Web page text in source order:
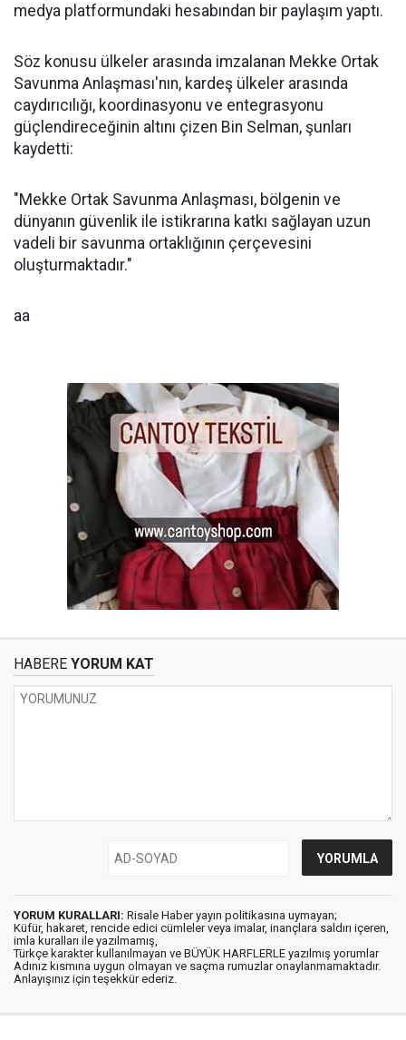
medya platformundaki hesabından bir paylaşım yaptı.
Söz konusu ülkeler arasında imzalanan Mekke Ortak
Savunma Anlaşması'nın, kardeş ülkeler arasında
caydırıcılığı, koordinasyonu ve entegrasyonu
güçlendireceğinin altını çizen Bin Selman, şunları
kaydetti:
"Mekke Ortak Savunma Anlaşması, bölgenin ve
dünyanın güvenlik ile istikrarına katkı sağlayan uzun
vadeli bir savunma ortaklığının çerçevesini
oluşturmaktadır."
aa
HABERE YORUM KAT
YORUM KURALLARI: Risale Haber yayın politikasına uymayan;
Küfür, hakaret, rencide edici cümleler veya imalar, inançlara saldırı içeren,
imla kuralları ile yazılmamış,
Türkçe karakter kullanılmayan ve BÜYÜK HARFLERLE yazılmış yorumlar
Adınız kısmına uygun olmayan ve saçma rumuzlar onaylanmamaktadır.
Anlayışınız için teşekkür ederiz.